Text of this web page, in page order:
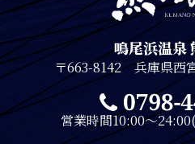
鳴尾浜温泉
〒663-8142 兵庫県西
営業時間10:00～